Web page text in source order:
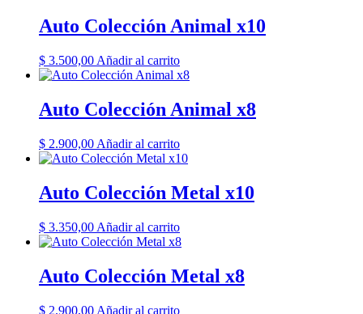
Auto Colección Animal x10
$ 3.500,00 Añadir al carrito
Auto Colección Animal x8
$ 2.900,00 Añadir al carrito
Auto Colección Metal x10
$ 3.350,00 Añadir al carrito
Auto Colección Metal x8
$ 2.900,00 Añadir al carrito